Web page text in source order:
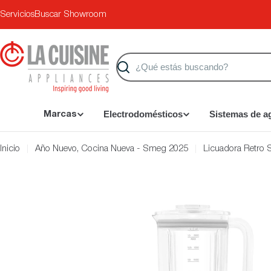
ServiciosBuscar Showroom
Buscar
Marcas Electrodomésticos Sistemas de
Inicio Año Nuevo, Cocina Nueva - Smeg 2025 Licuadora Retro